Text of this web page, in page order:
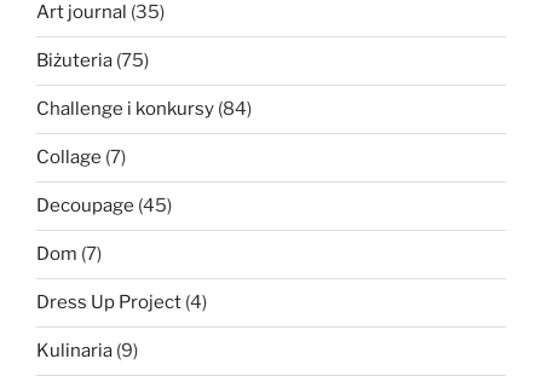
Art journal (35)
Biżuteria (75)
Challenge i konkursy (84)
Collage (7)
Decoupage (45)
Dom (7)
Dress Up Project (4)
Kulinaria (9)